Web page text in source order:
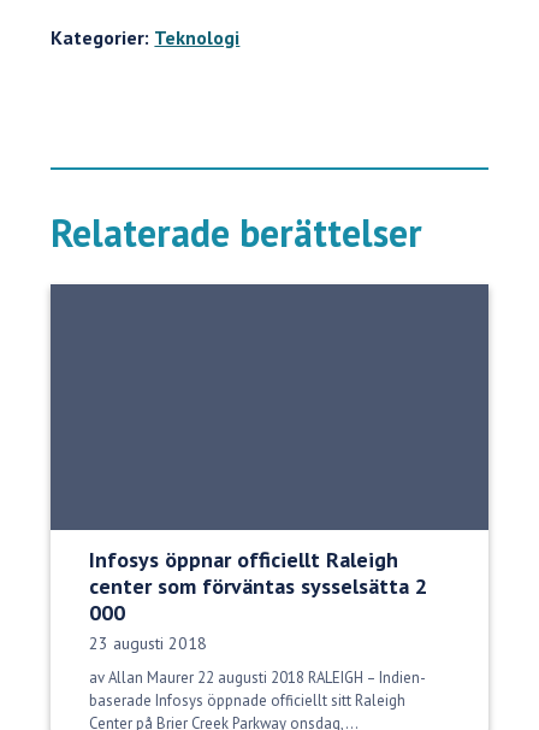
Kategorier: Teknologi
Relaterade berättelser
Infosys öppnar officiellt Raleigh
center som förväntas sysselsätta 2
000
Publiceringsdatum:
23 augusti 2018
av Allan Maurer 22 augusti 2018 RALEIGH – Indien-
baserade Infosys öppnade officiellt sitt Raleigh
Center på Brier Creek Parkway onsdag,...